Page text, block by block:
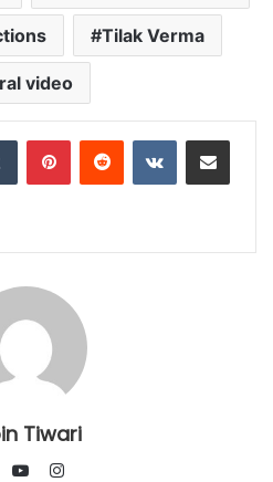
Tilak Verma
video
Tumblr PinterestReddit VKontakteShare via Email
Tiwari
Instagram